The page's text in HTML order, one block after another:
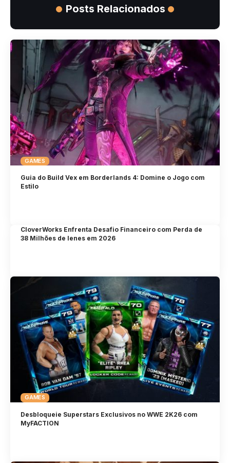
Posts Relacionados
GAMES
Guia do Build Vex em Borderlands 4: Domine o Jogo com
Estilo
CloverWorks Enfrenta Desafio Financeiro com Perda de
38 Milhões de Ienes em 2026
GAMES
Desbloqueie Superstars Exclusivos no WWE 2K26 com
MyFACTION